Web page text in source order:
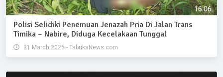
Polisi Selidiki Penemuan Jenazah Pria Di Jalan Trans
Timika – Nabire, Diduga Kecelakaan Tunggal
31 March 2026 - TabukaNews.com